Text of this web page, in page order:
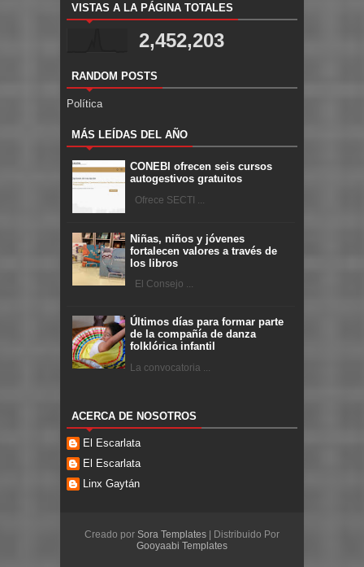
VISTAS A LA PÁGINA TOTALES
2,452,203
RANDOM POSTS
Política
MÁS LEÍDAS DEL AÑO
CONEBI ofrecen seis cursos
autogestivos gratuitos
Ofrece SECTI ...
Niñas, niños y jóvenes
fortalecen valores a través de
los libros
El Consejo ...
Últimos días para formar parte
de la compañía de danza
folklórica infantil
La convocatoria ...
ACERCA DE NOSOTROS
El Escarlata
El Escarlata
Linx Gaytán
Creado por Sora Templates | Distribuido Por
Gooyaabi Templates